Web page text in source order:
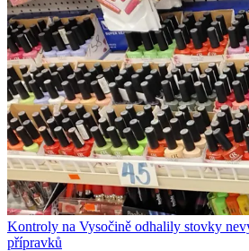
Kontroly na Vysočině odhalily stovky
přípravků